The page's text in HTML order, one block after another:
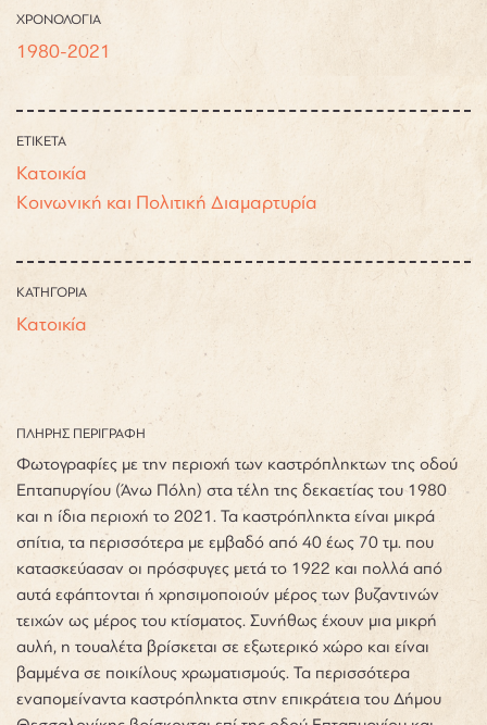
ΧΡΟΝΟΛΟΓΙΑ
1980-2021
ΕΤΙΚΕΤΑ
Κατοικία
Κοινωνική και Πολιτική Διαμαρτυρία
ΚΑΤΗΓΟΡΙΑ
Κατοικία
ΠΛΗΡΗΣ ΠΕΡΙΓΡΑΦΗ
Φωτογραφίες με την περιοχή των καστρόπληκτων της οδού
Επταπυργίου (Άνω Πόλη) στα τέλη της δεκαετίας του 1980
και η ίδια περιοχή το 2021. Τα καστρόπληκτα είναι μικρά
σπίτια, τα περισσότερα με εμβαδό από 40 έως 70 τμ. που
κατασκεύασαν οι πρόσφυγες μετά το 1922 και πολλά από
αυτά εφάπτονται ή χρησιμοποιούν μέρος των βυζαντινών
τειχών ως μέρος του κτίσματος. Συνήθως έχουν μια μικρή
αυλή, η τουαλέτα βρίσκεται σε εξωτερικό χώρο και είναι
βαμμένα σε ποικίλους χρωματισμούς. Τα περισσότερα
εναπομείναντα καστρόπληκτα στην επικράτεια του Δήμου